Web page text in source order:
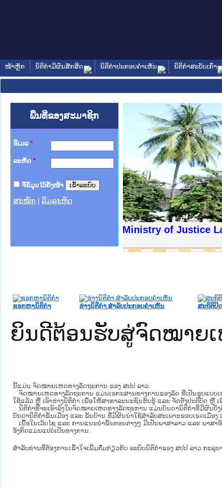
ໜ້າຫຼັກ ນິຕິກໍາມີຜົນສັກສິດ ນິຕິກໍາປະກອບຄໍາເຫັນ ນິຕິກໍາສະບັບເກົ່າ
ພື້ນທີ່ຂອງສະມາຊິກ
ອີເມລ *
ລະຫັດ *
ຈື່ຂໍ້ມູນໄວ້ຄັ້ງໜ້າ
ສະໝັກ ລືມລະຫັດ
Ministry of Justice Lao PDR
ຊາຊົນ ພາກເໜືອ
ການ
ກາງ
ກໃຕ້
ນຕຳຫຼວດປະຊາຊົນ
ສັນຕິບານປະຊາຊົນ
ກເໜືອ
ຊາຊົນ ພາກກາງ
ຊອກຫານິຕິກໍາ ຮ່າງນິຕິກໍາ ສໍາລັບປະກອບຄໍາເຫັນ ສະຖິຕິປັ
ຍິນດີຕ້ອນຮັບສູ່ຈົດໝາຍເ
ນີ້ແມ່ນ ຈົດໝາຍເຫດທາງລັດຖະການ ຂອງ ສປປ ລາວ.
ຈົດໝາຍເຫດທາງລັດຖະການ ແມ່ນ​ເອ​ກະ​ສານ​ທາງ​ການ​ຂອງ​ລັດ ທີ່​ເປັນ​ຮູບ​ແບບ​
ໃຊ້ແລ້ວ ຫຼື ເອົາຮ່າງນິຕິກໍາ ເພື່ອໃຫ້​ສາ​ທາ​ລະ​ນະ​ຊົນ​ຮັບ​ຮູ້ ແລະ ຈັດ​ຕັ້ງ​ປະ​ຕິ​ບັດ ຫຼື
ນິ​ຕິ​ກຳ​ທີ່​ຈະ​ເອົາ​ລົງ​ໃນ​ຈົດ​ໝາຍ​ເຫດ​ທາງ​ລັດ​ຖະ​ການ ​ແມ່ນ​ບັນ​ດາ​ນິ​ຕິ​ກຳ​ທີ່​ມີ​ຜົນ​ບັ
ບັນ​ດານິ​ຕິ​ກຳ​ຂັ້ນ​ເມືອງ ແລະ ຂັ້ນ​ບ້ານ ​ທີ່​ມີ​ຜົນ​ນຳ​ໃຊ້​ສຳ​ລັບ​ສະ​ເພາະ​ຂອບ​ເຂດ​ເມືອງ
ເນື້ອໃນ​ເວັບ​ໄຊ​ ແລະ ການແນະນໍາຂັ້ນຕອນຕ່າງໆ ມີເປັນພາສາລາວ ແລະ ພາສ
ອັງກິດແມ່ນແປບໍ່ເປັນທາງການ.
ສໍາລັບທ່ານທີ່ຕ້ອງການເຂົ້າໃຈເພີ່ມຕື່ມກ່ຽວກັບ ລະບົບນິຕິກຳຂອງ ສປປ ລາວ ກະລຸນ